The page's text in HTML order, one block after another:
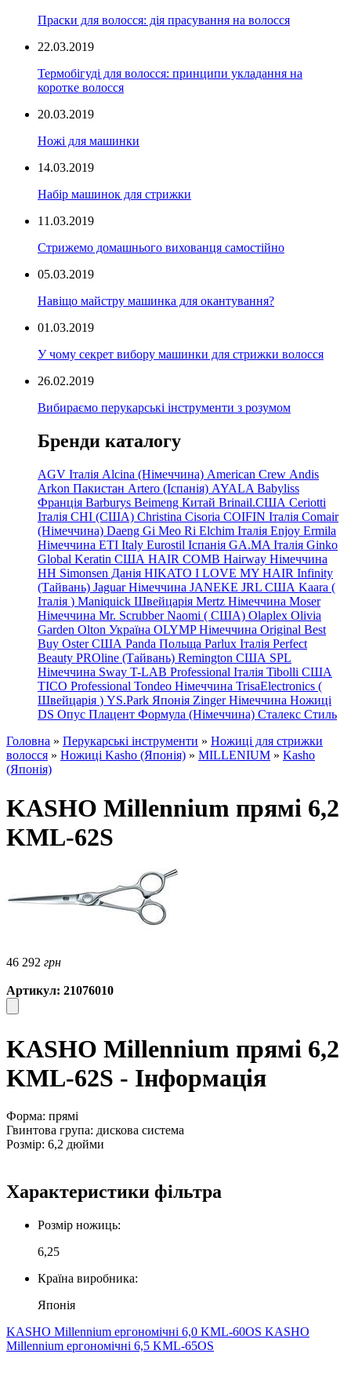
Праски для волосся: дія прасування на волосся
22.03.2019
Термобігуді для волосся: принципи укладання на
коротке волосся
20.03.2019
Ножі для машинки
14.03.2019
Набір машинок для стрижки
11.03.2019
Стрижемо домашнього вихованця самостійно
05.03.2019
Навіщо майстру машинка для окантування?
01.03.2019
У чому секрет вибору машинки для стрижки волосся
26.02.2019
Вибираємо перукарські інструменти з розумом
Бренди каталогу
AGV Італія Alcina (Німеччина) American Crew Andis
Arkon Пакистан Artero (Іспанія) AYALA Babyliss
Франція Barburys Beimeng Китай Brinail.США Ceriotti
Італія CHI (США) Christina Cisoria COIFIN Італія Comair
(Німеччина) Daeng Gi Meo Ri Elchim Італія Enjoy Ermila
Німеччина ETI Italy Eurostil Іспанія GA.MA Італія Ginko
Global Keratin США HAIR COMB Hairway Німеччина
HH Simonsen Данія HIKATO I LOVE MY HAIR Infinity
(Тайвань) Jaguar Німеччина JANEKE JRL США Kaara (
Італія ) Maniquick Швейцарія Mertz Німеччина Moser
Німеччина Mr. Scrubber Naomi ( США) Olaplex Olivia
Garden Olton Україна OLYMP Німеччина Original Best
Buy Oster США Panda Польща Parlux Італія Perfect
Beauty PROline (Тайвань) Remington США SPL
Німеччина Sway T-LAB Professional Італія Tibolli США
TICO Professional Tondeo Німеччина TrisaElectronics (
Швейцарія ) YS.Park Японія Zinger Німеччина Ножиці
DS Опус Плацент Формула (Німеччина) Сталекс Стиль
Головна » Перукарські інструменти » Ножиці для стрижки
волосся » Ножиці Kasho (Японія) » MILLENIUM » Kasho
(Японія)
KASHO Millennium прямі 6,2
KML-62S
46 292 грн
Артикул: 21076010
KASHO Millennium прямі 6,2
KML-62S - Інформація
Форма: прямі
Гвинтова група: дискова система
Розмір: 6,2 дюйми
Характеристики фільтра
Розмір ножиць:
6,25
Країна виробника:
Японія
KASHO Millennium ергономічні 6,0 KML-60OS KASHO
Millennium ергономічні 6,5 KML-65OS